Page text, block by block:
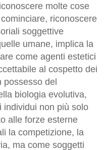
molte cose
riconoscere
soggettive
umane, implica la
come agenti estetici
al cospetto dei
possesso del
biologia evolutiva,
individui non più solo
alle forze esterne
la competizione, la
ma come soggetti